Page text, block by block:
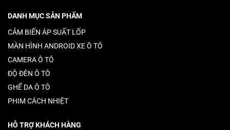
DANH MỤC SẢN PHẨM
CẢM BIẾN ÁP SUẤT LỐP
MÀN HÌNH ANDROID XE Ô TÔ
CAMERA Ô TÔ
ĐỘ ĐÈN Ô TÔ
GHẾ DA Ô TÔ
PHIM CÁCH NHIỆT
HỖ TRỢ KHÁCH HÀNG